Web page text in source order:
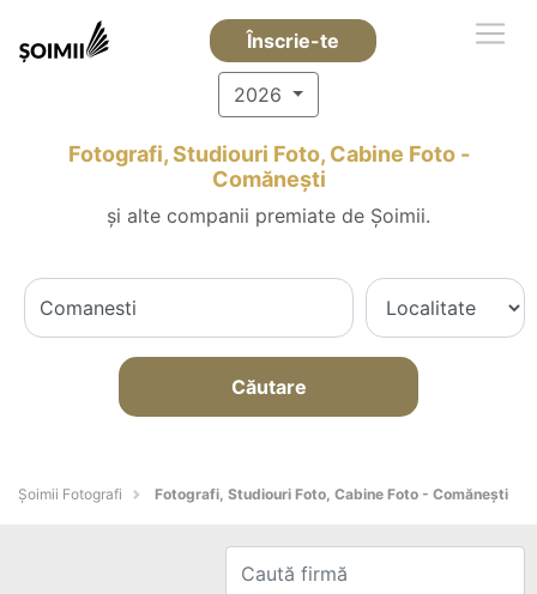
Înscrie-te
2026
Fotografi, Studiouri Foto, Cabine Foto -
Comăneşti
și alte companii premiate de Șoimii.
Căutare
Șoimii Fotografi Fotografi, Studiouri Foto, Cabine Foto - Comăneşti